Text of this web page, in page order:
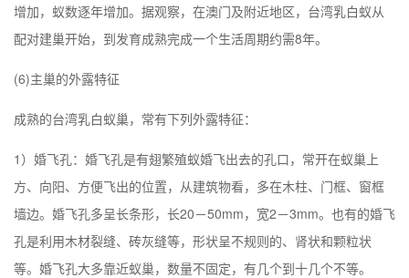
增加，蚁数逐年增加。据观察，在澳门及附近地区，台湾乳白蚁从
配对建巢开始，到发育成熟完成一个生活周期约需8年。
(6)主巢的外露特征
成熟的台湾乳白蚁巢，常有下列外露特征：
1）婚飞孔：婚飞孔是有翅繁殖蚁婚飞出去的孔口，常开在蚁巢上
方、向阳、方便飞出的位置，从建筑物看，多在木柱、门框、窗框
墙边。婚飞孔多呈长条形，长20－50mm，宽2－3mm。也有的婚飞
孔是利用木材裂缝、砖灰缝等，形状呈不规则的、肾状和颗粒状
等。婚飞孔大多靠近蚁巢，数量不固定，有几个到十几个不等。